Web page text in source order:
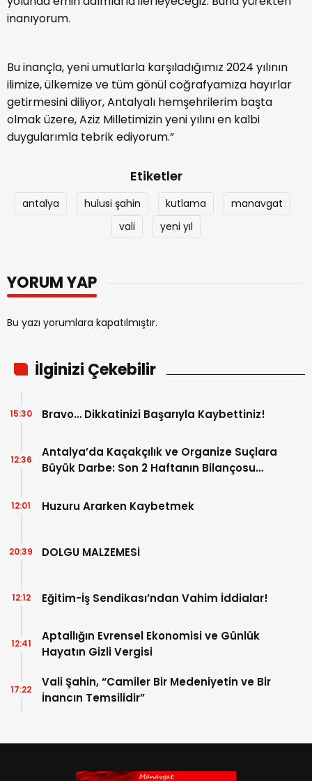
inanıyorum.
Bu inançla, yeni umutlarla karşıladığımız 2024 yılının
ilimize, ülkemize ve tüm gönül coğrafyamıza hayırlar
getirmesini diliyor, Antalyalı hemşehrilerim başta
olmak üzere, Aziz Milletimizin yeni yılını en kalbi
duygularımla tebrik ediyorum.”
Etiketler
antalya hulusi şahin kutlama
manavgat
vali
yeni yıl
YORUM YAP
Bu yazı yorumlara kapatılmıştır.
İlginizi Çekebilir
Bravo… Dikkatinizi Başarıyla Kaybettiniz!
15:30
Antalya’da Kaçakçılık ve Organize Suçlara
Büyük Darbe: Son 2 Haftanın Bilançosu
12:36
Huzuru Ararken Kaybetmek
12:01
DOLGU MALZEMESİ
20:39
Eğitim-İş Sendikası’ndan Vahim İddialar!
12:12
Aptallığın Evrensel Ekonomisi ve Günlük
Hayatın Gizli Vergisi
12:41
Vali Şahin, “Camiler Bir Medeniyetin ve Bir
İnancın Temsilidir”
17:22